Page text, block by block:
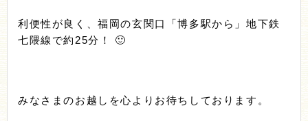
利便性が良く、福岡の玄関口「博多駅から」地下鉄
七隈線で約25分！ 🙂
みなさまのお越しを心よりお待ちしております。